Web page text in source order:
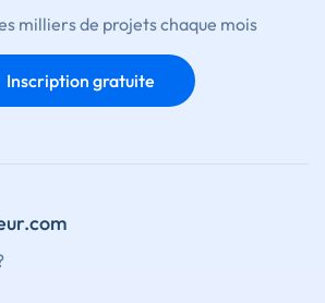
milliers de projets chaque mois
Inscription gratuite